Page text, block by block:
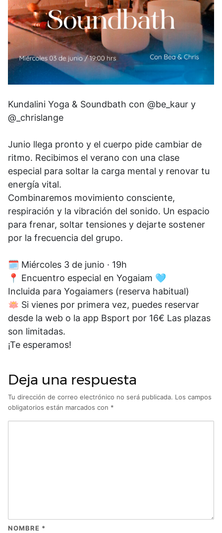
Kundalini Yoga & Soundbath con @be_kaur y
@_chrislange
Junio llega pronto y el cuerpo pide cambiar de
ritmo. Recibimos el verano con una clase
especial para soltar la carga mental y renovar tu
energía vital.
Combinaremos movimiento consciente,
respiración y la vibración del sonido. Un espacio
para frenar, soltar tensiones y dejarte sostener
por la frecuencia del grupo.
🗓️ Miércoles 3 de junio · 19h
📍 Encuentro especial en Yogaiam 🩵
Incluida para Yogaiamers (reserva habitual)
🪷 Si vienes por primera vez, puedes reservar
desde la web o la app Bsport por 16€ Las plazas
son limitadas.
¡Te esperamos!
Deja una respuesta
Tu dirección de correo electrónico no será publicada. Los campos
obligatorios están marcados con *
NOMBRE *